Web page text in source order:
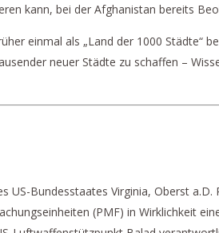
kann, bei der Afghanistan bereits
einmal als „Land der 1000 Städte“
neuer Städte zu schaffen –
US-Bundesstaates Virginia, Oberst
(PMF) in Wirklichkeit